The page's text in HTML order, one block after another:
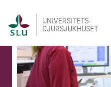
UNIVERSITETS-
DJURSJUKHUSET